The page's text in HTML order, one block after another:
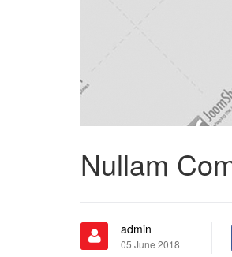
Nullam
admin
05 June 2018